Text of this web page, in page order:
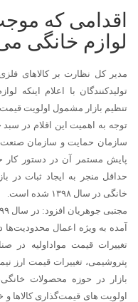
اقدامی که
لوازم خانگی
مدیر کل نظارت بر کالاهای
تنظیم بازار مشمول اولویت
توجه به اهمیت این اقلام در سبد
سازمان حمایت و سازمان
پایش مستمر آن در دستور کار
حداقل منجر به ایجاد ثبات در
خانگی در سال ۱۳۹۸ شده است.
آمده به ویژه اعمال
تغییرات قیمت مواداولیه در
پتروشیمی، تغییرات قیمت ارز
بازار در حوزه محصولات
اولویت های قیمت‌گذاری کالاها